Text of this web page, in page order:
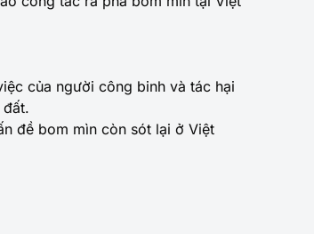
của người công binh và tác hại
đề bom mìn còn sót lại ở Việt